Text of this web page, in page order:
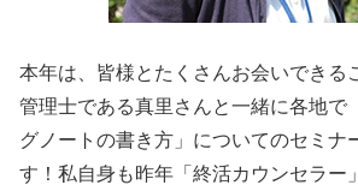
本年は、皆様とたくさんお会いできる
管理士である真里さんと一緒に各地で
グノートの書き方」についてのセミナ
す！私自身も昨年「終活カウンセラー